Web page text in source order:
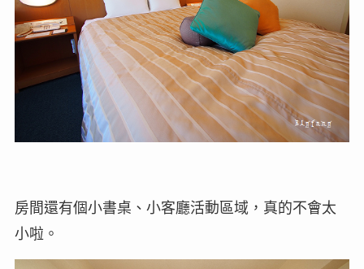
房間還有個小書桌、小客廳活動區域，真的不會太
小啦。